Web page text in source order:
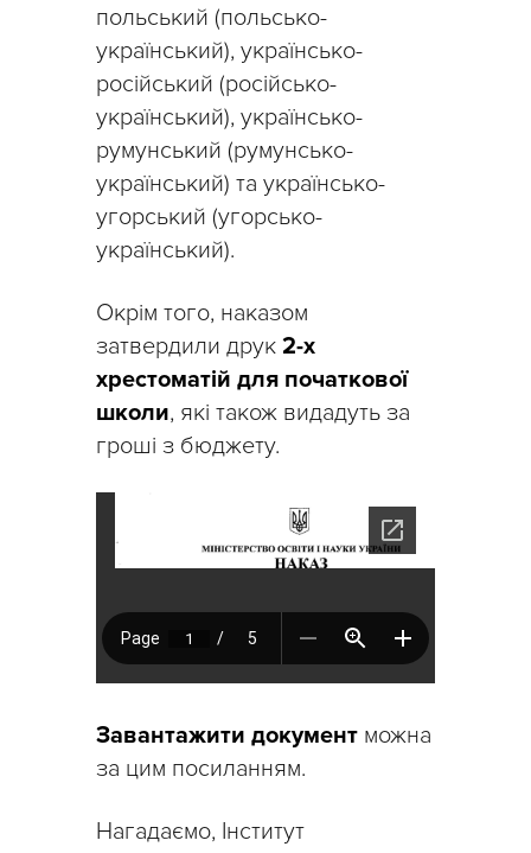
польський (польсько-
український), українсько-
російський (російсько-
український), українсько-
румунський (румунсько-
український) та українсько-
угорський (угорсько-
український).
Окрім того, наказом
затвердили друк 2-х
хрестоматій для початкової
школи, які також видадуть за
гроші з бюджету.
Завантажити документ можна
за цим посиланням.
Нагадаємо, Інститут